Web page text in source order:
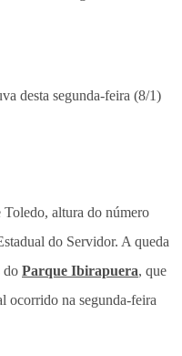
desta segunda-feira (8/1)
Toledo, altura do número
do Servidor. A queda
do Parque Ibirapuera, que
ocorrido na segunda-feira